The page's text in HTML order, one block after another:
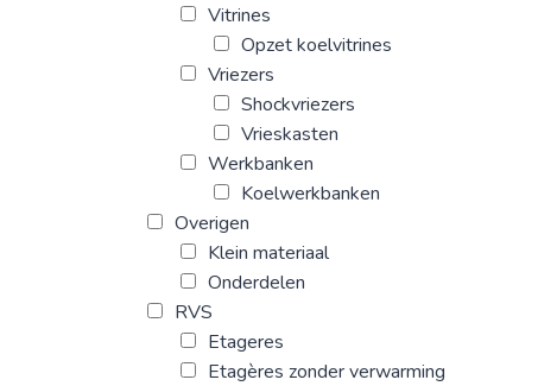
Vitrines
Opzet koelvitrines
Vriezers
Shockvriezers
Vrieskasten
Werkbanken
Koelwerkbanken
Overigen
Klein materiaal
Onderdelen
RVS
Etageres
Etagères zonder verwarming